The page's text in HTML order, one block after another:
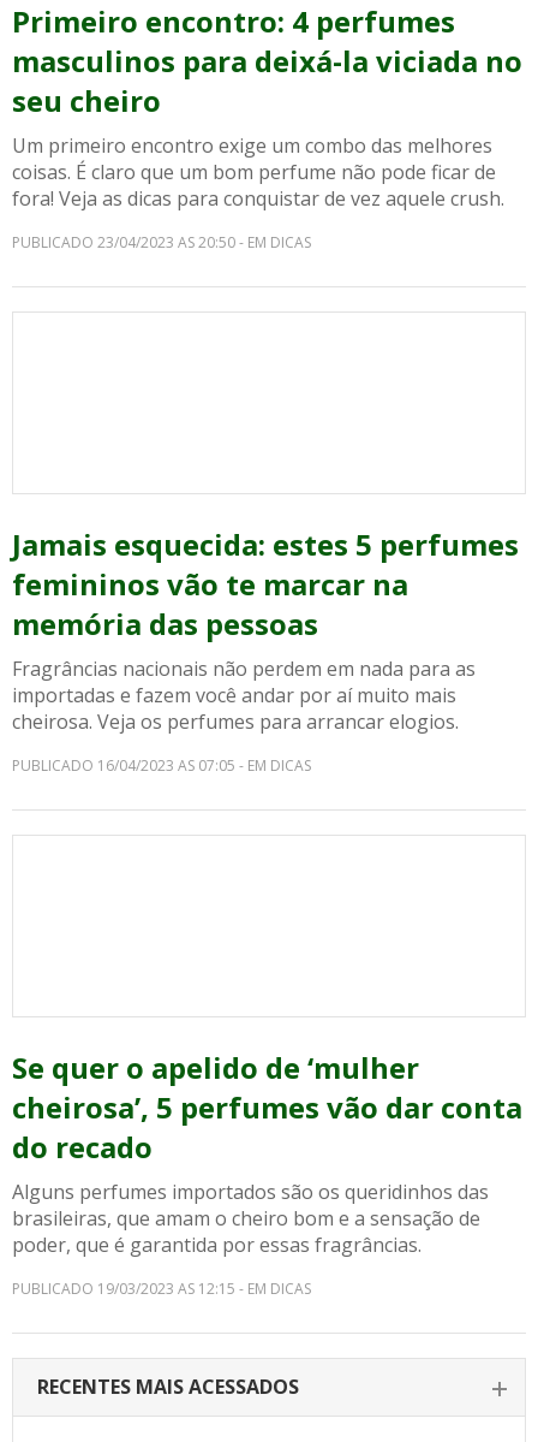
Primeiro encontro: 4 perfumes
masculinos para deixá-la viciada no
seu cheiro
Um primeiro encontro exige um combo das melhores
coisas. É claro que um bom perfume não pode ficar de
fora! Veja as dicas para conquistar de vez aquele crush.
PUBLICADO 23/04/2023 AS 20:50 - EM DICAS
Jamais esquecida: estes 5 perfumes
femininos vão te marcar na
memória das pessoas
Fragrâncias nacionais não perdem em nada para as
importadas e fazem você andar por aí muito mais
cheirosa. Veja os perfumes para arrancar elogios.
PUBLICADO 16/04/2023 AS 07:05 - EM DICAS
Se quer o apelido de ‘mulher
cheirosa’, 5 perfumes vão dar conta
do recado
Alguns perfumes importados são os queridinhos das
brasileiras, que amam o cheiro bom e a sensação de
poder, que é garantida por essas fragrâncias.
PUBLICADO 19/03/2023 AS 12:15 - EM DICAS
RECENTES MAIS ACESSADOS